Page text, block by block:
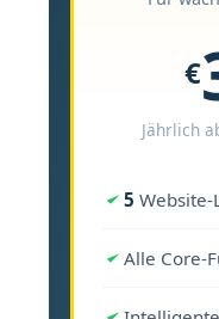
€
Jährlich
5 Website-
Alle Core-